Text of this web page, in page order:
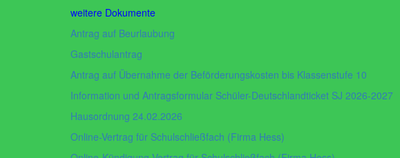
weitere Dokumente
Antrag auf Beurlaubung
Gastschulantrag
Antrag auf Übernahme der Beförderungskosten bis Klassenstufe 10
Information und Antragsformular Schüler-Deutschlandticket SJ 2026-2027
Hausordnung 24.02.2026
Online-Vertrag für Schulschließfach (Firma Hess)